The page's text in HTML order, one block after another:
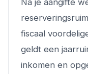
fiscaal
geldt een
inkomen en